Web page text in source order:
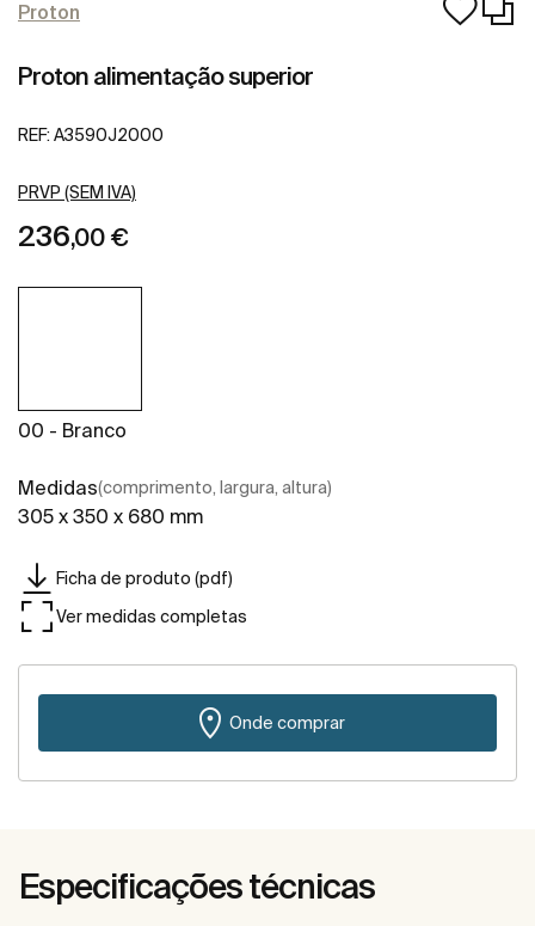
Proton
Proton alimentação superior
REF: A3590J2000
PRVP (SEM IVA)
236,00 €
00 - Branco
Medidas(comprimento, largura, altura)
305 x 350 x 680 mm
Ficha de produto (pdf)
Ver medidas completas
Onde comprar
Especificações técnicas